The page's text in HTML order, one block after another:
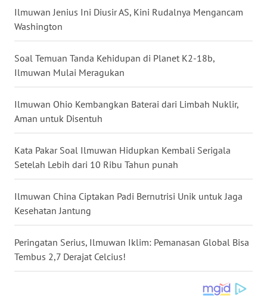
Ilmuwan Jenius Ini Diusir AS, Kini Rudalnya Mengancam
Washington
Soal Temuan Tanda Kehidupan di Planet K2-18b,
Ilmuwan Mulai Meragukan
Ilmuwan Ohio Kembangkan Baterai dari Limbah Nuklir,
Aman untuk Disentuh
Kata Pakar Soal Ilmuwan Hidupkan Kembali Serigala
Setelah Lebih dari 10 Ribu Tahun punah
Ilmuwan China Ciptakan Padi Bernutrisi Unik untuk Jaga
Kesehatan Jantung
Peringatan Serius, Ilmuwan Iklim: Pemanasan Global Bisa
Tembus 2,7 Derajat Celcius!
WN
NUSANTARA
WN
JOGJA
WN
JATIM
WN
BALI
WN
KALBAR
WN
KALTENG